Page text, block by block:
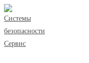
Перейти
к
содержимому